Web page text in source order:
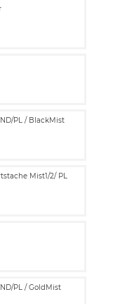
PL / BlackMist
Mist1/2/ PL
PL / GoldMist